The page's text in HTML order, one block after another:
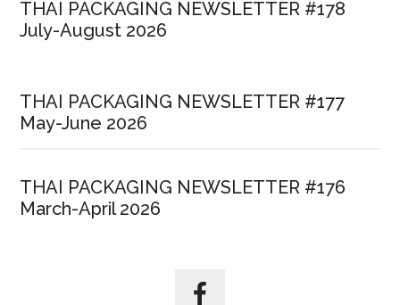
July-August 2026
THAI PACKAGING NEWSLETTER #177
May-June 2026
THAI PACKAGING NEWSLETTER #176
March-April 2026